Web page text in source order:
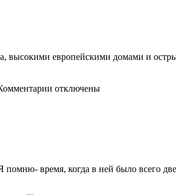
высокими европейскими домами и
отключены
помню- время, когда в ней было всего